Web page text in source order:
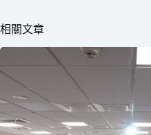
相關文章